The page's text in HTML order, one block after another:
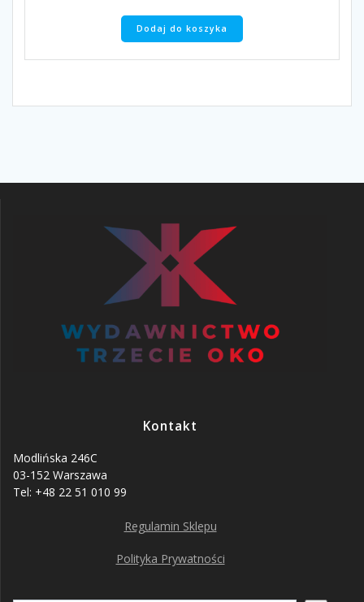
Dodaj do koszyka
Kontakt
Modlińska 246C
03-152 Warszawa
Tel: +48 22 51 010 99
Regulamin Sklepu
Polityka Prywatności